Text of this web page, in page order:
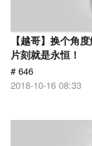
【越哥】换个角
片刻就是永恒！
# 646
2018-10-16 08:33